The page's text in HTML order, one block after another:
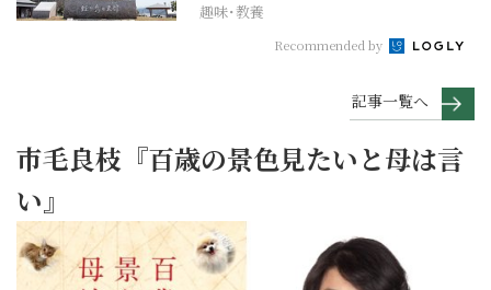
趣味･教養
Recommended by
記事一覧へ
市毛良枝『百歳の景色見たいと母は言
い』